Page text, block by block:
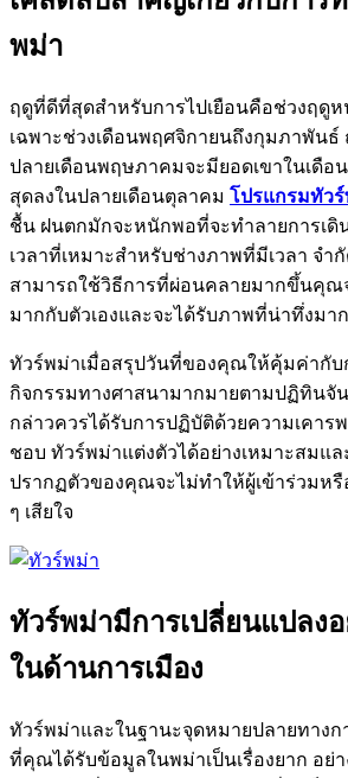
พม่า
ฤดูที่ดีที่สุดสำหรับการไปเยือนคือช่วงฤดูห
เฉพาะช่วงเดือนพฤศจิกายนถึงกุมภาพันธ์
ปลายเดือนพฤษภาคมจะมียอดเขาในเดือ
สุดลงในปลายเดือนตุลาคม โปรแกรมทัว
ชื้น ฝนตกมักจะหนักพอที่จะทำลายการเดิ
เวลาที่เหมาะสำหรับช่างภาพที่มีเวลา จ
สามารถใช้วิธีการที่ผ่อนคลายมากขึ้นคุณ
มากกับตัวเองและจะได้รับภาพที่น่าทึ่งมา
ทัวร์พม่าเมื่อสรุปวันที่ของคุณให้คุ้มค่ากับ
กิจกรรมทางศาสนามากมายตามปฏิทินจั
กล่าวควรได้รับการปฏิบัติด้วยความเคาร
ชอบ ทัวร์พม่าแต่งตัวได้อย่างเหมาะสมแล
ปรากฏตัวของคุณจะไม่ทำให้ผู้เข้าร่วมห
ๆ เสียใจ
ทัวร์พม่ามีการเปลี่ยนแปลงอ
ในด้านการเมือง
ทัวร์พม่าและในฐานะจุดหมายปลายทางก
ที่คุณได้รับข้อมูลในพม่าเป็นเรื่องยาก อย่